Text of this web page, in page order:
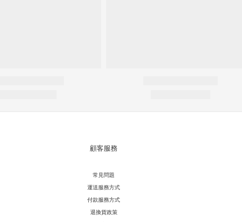
顧客服務
常見問題
運送服務方式
付款服務方式
退換貨政策